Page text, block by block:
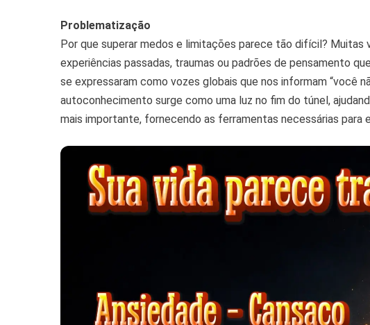
Problematização
Por que superar medos e limitações parece tão difícil? Muitas
experiências passadas, traumas ou padrões de pensamento
se expressaram como vozes globais que nos informam “você
autoconhecimento surge como uma luz no fim do túnel,
mais importante, fornecendo as ferramentas necessárias para